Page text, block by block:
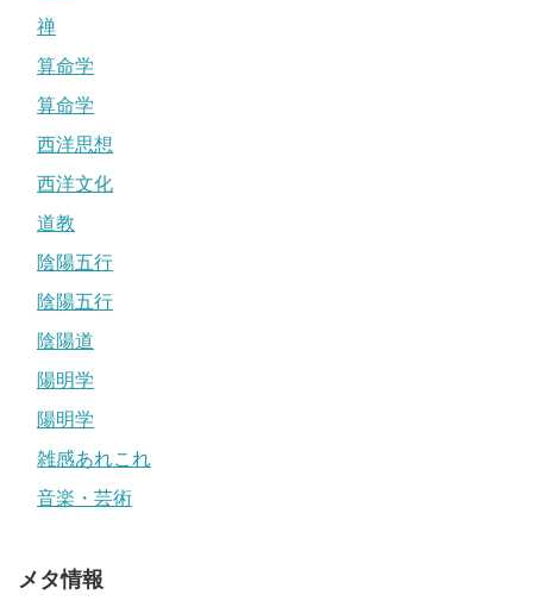
禅
算命学
算命学
西洋思想
西洋文化
道教
陰陽五行
陰陽五行
陰陽道
陽明学
陽明学
雑感あれこれ
音楽・芸術
メタ情報